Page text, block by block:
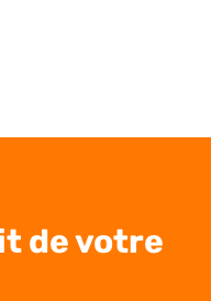
de votre